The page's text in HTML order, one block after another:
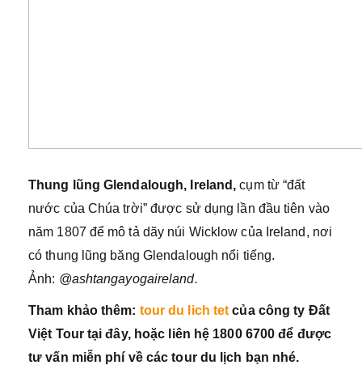
Thung lũng Glendalough, Ireland,cụm từ “đất
nước của Chúa trời” được sử dụng lần đầu tiên vào
năm 1807 để mô tả dãy núi Wicklow của Ireland, nơi
có thung lũng băng Glendalough nổi tiếng.
Ảnh: @ashtangayogaireland.
Tham khảo thêm: tour du lich tet của công ty Đất
Việt Tour tại đây, hoặc liên hệ 1800 6700 để được
tư vấn miễn phí về các tour du lịch bạn nhé.